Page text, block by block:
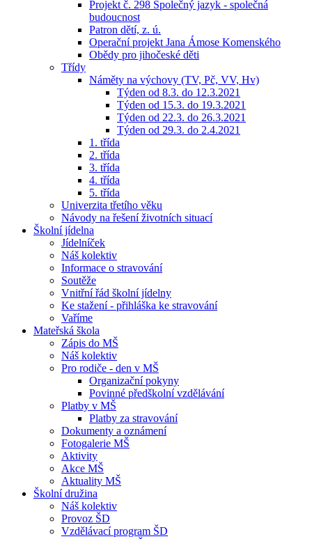
Projekt č. 298 Společný jazyk - společná
budoucnost
Patron dětí, z. ú.
Operační projekt Jana Ámose Komenského
Obědy pro jihočeské děti
Třídy
Náměty na výchovy (TV, Pč, VV, Hv)
Týden od 8.3. do 12.3.2021
Týden od 15.3. do 19.3.2021
Týden od 22.3. do 26.3.2021
Týden od 29.3. do 2.4.2021
1. třída
2. třída
3. třída
4. třída
5. třída
Univerzita třetího věku
Návody na řešení životních situací
Školní jídelna
Jídelníček
Náš kolektiv
Informace o stravování
Soutěže
Vnitřní řád školní jídelny
Ke stažení - přihláška ke stravování
Vaříme
Mateřská škola
Zápis do MŠ
Náš kolektiv
Pro rodiče - den v MŠ
Organizační pokyny
Povinné předškolní vzdělávání
Platby v MŠ
Platby za stravování
Dokumenty a oznámení
Fotogalerie MŠ
Aktivity
Akce MŠ
Aktuality MŠ
Školní družina
Náš kolektiv
Provoz ŠD
Vzdělávací program ŠD